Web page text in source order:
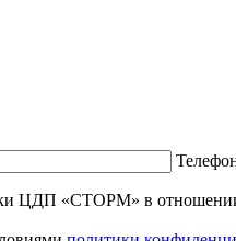
ЦДП «СТОРМ» в